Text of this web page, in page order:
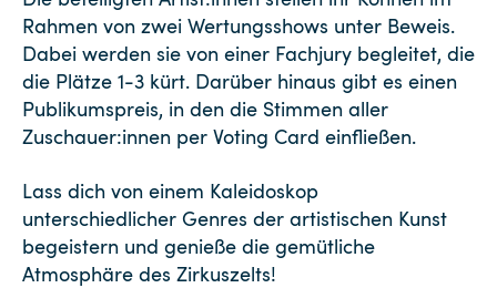
Rahmen von zwei Wertungsshows unter Beweis.
Dabei werden sie von einer Fachjury begleitet, die
die Plätze 1-3 kürt. Darüber hinaus gibt es einen
Publikumspreis, in den die Stimmen aller
Zuschauer:innen per Voting Card einfließen.
Lass dich von einem Kaleidoskop
unterschiedlicher Genres der artistischen Kunst
begeistern und genieße die gemütliche
Atmosphäre des Zirkuszelts!